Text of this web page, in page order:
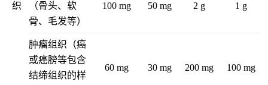
织
（骨头、软
骨、毛发等）
100 mg 50 mg 2 g 1 g
肿瘤组织（癌
或癌膀等包含
结缔组织的样
60 mg 30 mg 200 mg 100 mg